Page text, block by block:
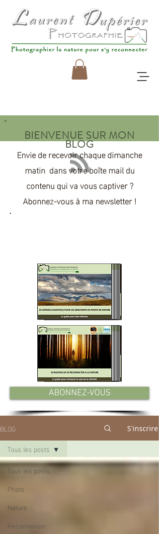
BIENVENUE SUR MON
BLOG
Envie de recevoir chaque dimanche
matin dans votre boîte mail du
contenu qui vavouscaptiver ?
Abonnez-vous à ma newsletter !
ABONNEZ-VOUS
BLOG S'inscrire
Tous les posts
Photo
Nature
Reconnexion
Tous les posts